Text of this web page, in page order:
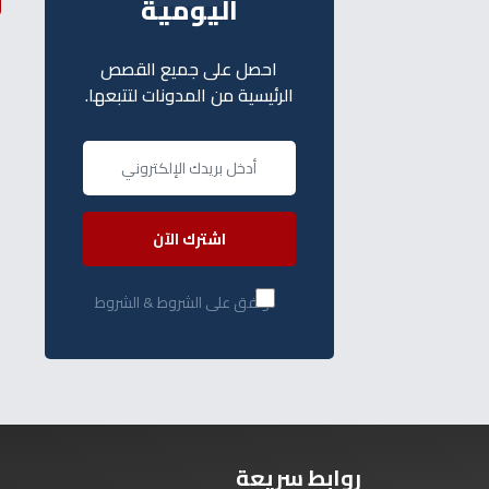
اليومية
احصل على جميع القصص
الرئيسية من المدونات لتتبعها.
اشترك الآن
أوافق على الشروط & الشروط
روابط سريعة